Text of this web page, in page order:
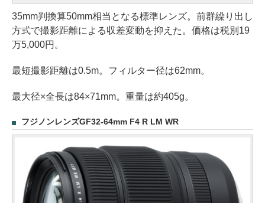
35mm判換算50mm相当となる標準レンズ。前群繰り出し
方式で撮影距離による収差変動を抑えた。価格は税別19
万5,000円。
最短撮影距離は0.5m。フィルター径は62mm。
最大径×全長は84×71mm。重量は約405g。
フジノンレンズGF32-64mm F4 R LM WR